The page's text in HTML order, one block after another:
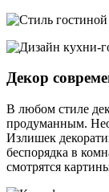
Декор
В любом стиле
продуманным.
Излишек
беспорядка в
смотрятся